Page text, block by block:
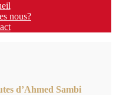
nous?
d’Ahmed Sambi